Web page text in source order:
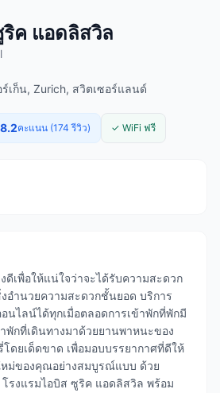
ค แอดลิสวิล
เก็น, Zurich, สวิตเซอร์แลนด์
8.2คะแนน (174 รีวิว) ✓ WiFi ฟรี
ดีเพื่อให้แน่ใจว่าจะได้รับความสะดวก
อำนวยความสะดวกชั้นยอด บริการ
นไลน์ได้ทุกเมื่อตลอดการเข้าพักที่พักมี
พักที่เดินทางมาด้วยยานพาหนะของ
ดยเด็ดขาด เพื่อมอบบรรยากาศที่ดีให้
หม่ของคุณอย่างสมบูรณ์แบบ ด้วย
รงแรมไอบิส ซูริค แอดลิสวิล พร้อม